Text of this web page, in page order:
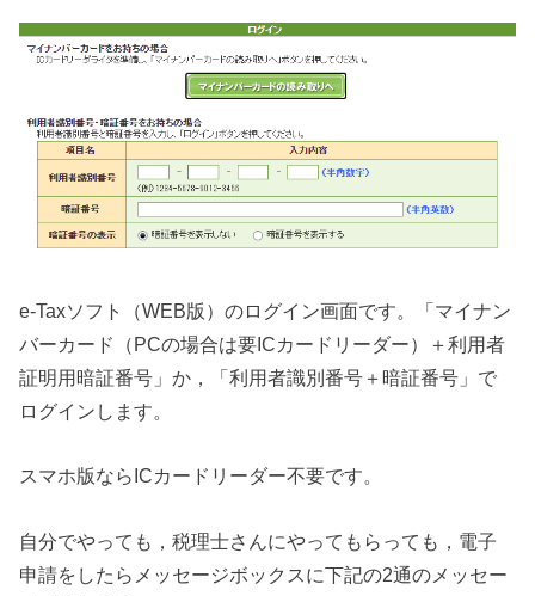
e-Taxソフト（WEB版）のログイン画面です。「マイナン
バーカード（PCの場合は要ICカードリーダー）＋利用者
証明用暗証番号」か，「利用者識別番号＋暗証番号」で
ログインします。
スマホ版ならICカードリーダー不要です。
自分でやっても，税理士さんにやってもらっても，電子
申請をしたらメッセージボックスに下記の2通のメッセー